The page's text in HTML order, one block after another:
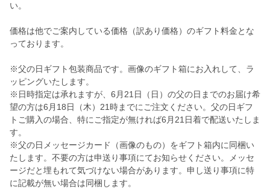
い。
価格は他でご案内している価格（訳あり価格）のギフト料金とな
っております。
※父の日ギフト包装商品です。画像のギフト箱にお入れして、ラ
ッピングいたします。
※日時指定は承れますが、6月21日（日）の父の日までのお届け希
望の方は6月18日（木）21時までにご注文ください。父の日ギフ
トご購入の場合、特にご指定が無ければ6月21日着で配送いたしま
す。
※父の日メッセージカード（画像のもの）をギフト箱内に同梱い
たします。不要の方は申送り事項にてお知らせください。メッセ
ージだと埋もれて気づけない場合があります。申し送り事項に特
に記載が無い場合は同梱します。